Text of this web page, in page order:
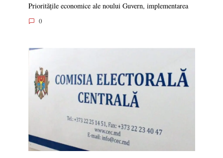
Prioritățile economice ale noului Guvern, implementarea
0